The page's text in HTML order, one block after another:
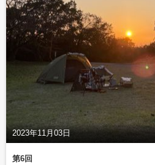
2023年11月03日
第6回